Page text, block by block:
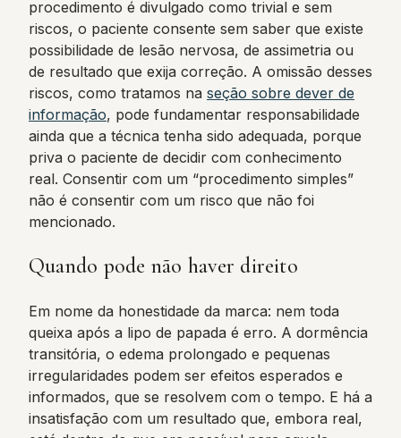
procedimento é divulgado como trivial e sem
riscos, o paciente consente sem saber que existe
possibilidade de lesão nervosa, de assimetria ou
de resultado que exija correção. A omissão desses
riscos, como tratamos na seção sobre dever de
informação, pode fundamentar responsabilidade
ainda que a técnica tenha sido adequada, porque
priva o paciente de decidir com conhecimento
real. Consentir com um “procedimento simples”
não é consentir com um risco que não foi
mencionado.
Quando pode não haver direito
Em nome da honestidade da marca: nem toda
queixa após a lipo de papada é erro. A dormência
transitória, o edema prolongado e pequenas
irregularidades podem ser efeitos esperados e
informados, que se resolvem com o tempo. E há a
insatisfação com um resultado que, embora real,